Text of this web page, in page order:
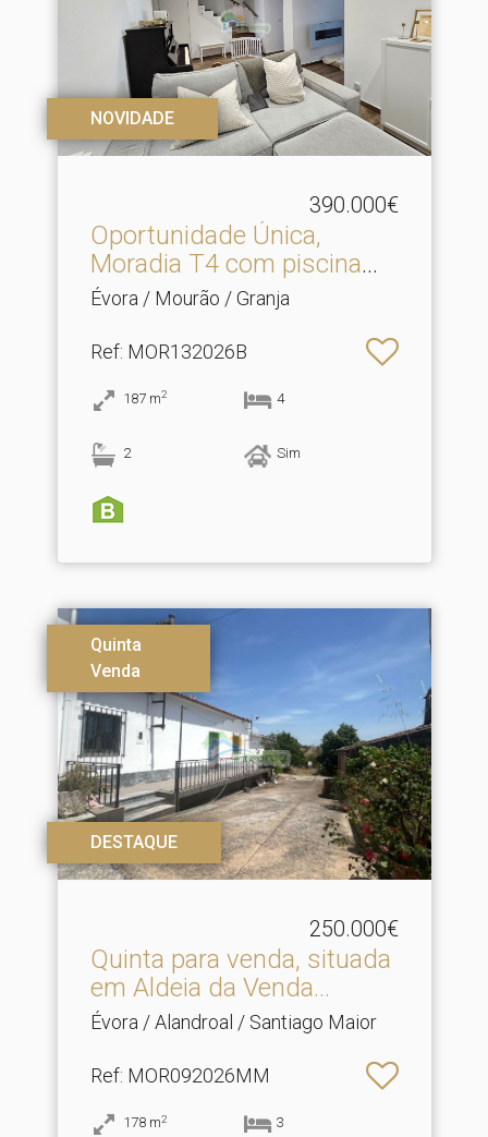
NOVIDADE
390.000€
Oportunidade Única,
Moradia T4 com piscina
em.​..
Évora / Mourão / Granja
Ref: MOR132026B
187 m2 4
2 Sim
Quinta
Venda
DESTAQUE
250.000€
Quinta para venda, situada
em Aldeia da Venda.​..
Évora / Alandroal / Santiago Maior
Ref: MOR092026MM
178 m2 3